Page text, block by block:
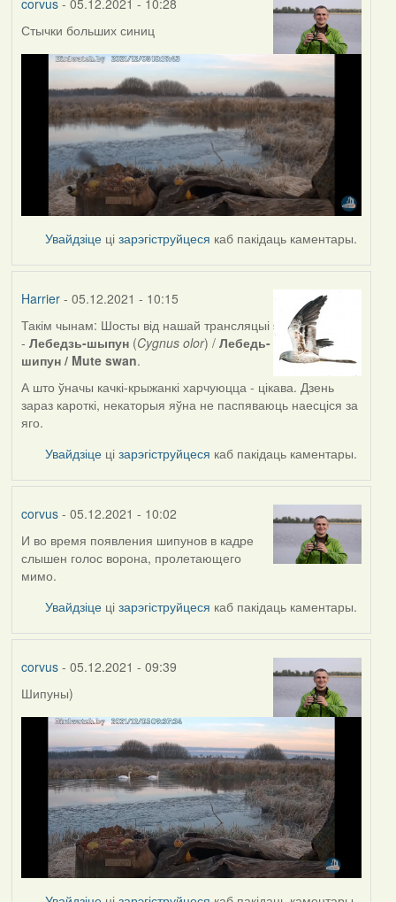
corvus- 05.12.2021 - 10:28
Стычки больших синиц
Увайдзіце цізарэгіструйцеся каб пакідаць каментары.
Harrier- 05.12.2021 - 10:15
Такім чынам: Шосты від нашай трансляцыі
- Лебедзь-шыпун (Cygnus olor) / Лебедь-
шипун / Mute swan.
А што ўначы качкі-крыжанкі харчуюцца - цікава. Дзень
зараз кароткі, некаторыя яўна не паспяваюць наесціся за
яго.
Увайдзіце цізарэгіструйцеся каб пакідаць каментары.
corvus- 05.12.2021 - 10:02
И во время появления шипунов в кадре
слышен голос ворона, пролетающего
мимо.
Увайдзіце цізарэгіструйцеся каб пакідаць каментары.
corvus- 05.12.2021 - 09:39
Шипуны)